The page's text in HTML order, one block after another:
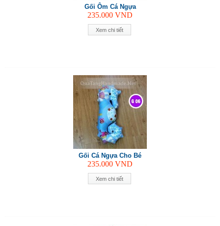
Xem chi tiết
Gối Ôm Cá Ngựa
235.000 VND
Xem chi tiết
Gối Cá Ngựa Cho Bé
235.000 VND